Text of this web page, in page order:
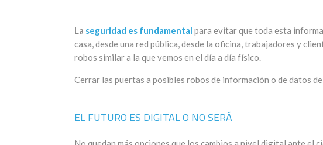
La seguridad es fundamental para evitar que toda esta
casa, desde una red pública, desde la oficina, trabajadores y
robos similar a la que vemos en el día a día físico.
Cerrar las puertas a posibles robos de información o de datos
EL FUTURO ES DIGITAL O NO SERÁ